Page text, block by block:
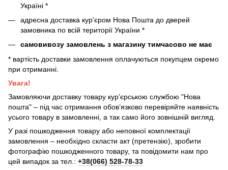
Україні *
адресна доставка кур'єром Нова Пошта до дверей
замовника по всій території України *
самовивозу замовлень з магазину тимчасово не має
* вартість доставки замовлення оплачуються покупцем окремо
при отриманні.
Увага!
Замовляючи доставку товару кур’єрською службою "Нова
пошта" – під час отримання обов’язково перевіряйте наявність
усього товару в замовленні, а так само його зовнішній вигляд.
У разі пошкодження товару або неповної комплектації
замовлення – необхідно скласти акт (претензію), зробити
фотографію пошкодженного товару, та повідомити нам про
цей випадок за тел.: +38(066) 528-78-33